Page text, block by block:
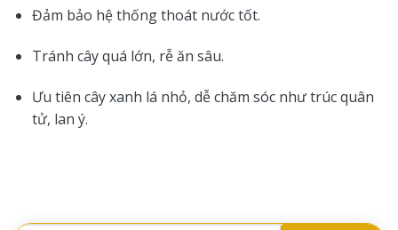
Đảm bảo hệ thống thoát nước tốt.
Tránh cây quá lớn, rễ ăn sâu.
Ưu tiên cây xanh lá nhỏ, dễ chăm sóc như trúc quân
tử, lan ý.